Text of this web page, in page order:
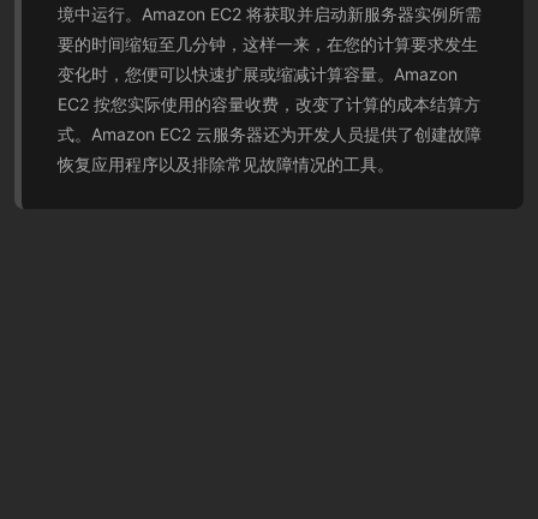
境中运行。Amazon EC2 将获取并启动新服务器实例所需
要的时间缩短至几分钟，这样一来，在您的计算要求发生
变化时，您便可以快速扩展或缩减计算容量。Amazon
EC2 按您实际使用的容量收费，改变了计算的成本结算方
式。Amazon EC2 云服务器还为开发人员提供了创建故障
恢复应用程序以及排除常见故障情况的工具。